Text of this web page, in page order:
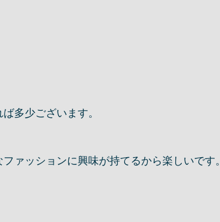
多少ございます。
ァッションに興味が持てるから楽しいです。